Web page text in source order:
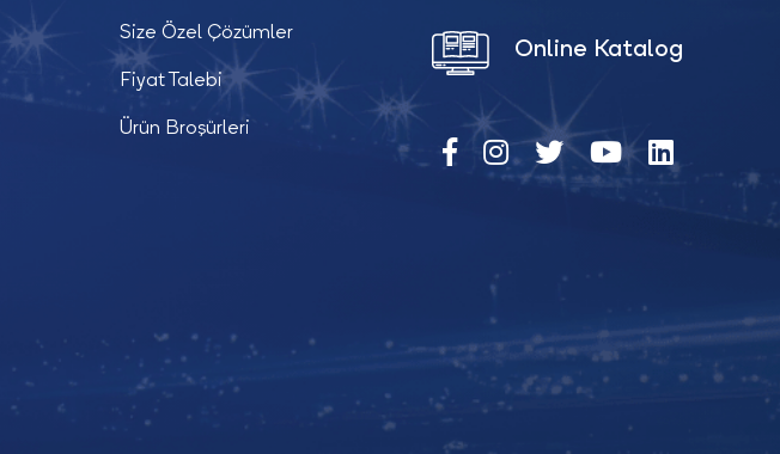
Size Özel Çözümler
Fiyat Talebi
Ürün Broşürleri
Online Katalog